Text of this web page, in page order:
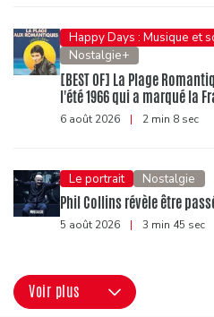
Happy Days : Musique et
Nostalgie+
[BEST OF] La Plage
l'été 1966 qui a marqué la
6 août 2026 | 2 min 8 sec
Le portrait Nostalgie
Phil Collins révèle être
5 août 2026 | 3 min 45 sec
Voir plus